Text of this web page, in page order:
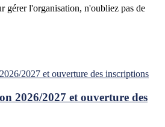
gérer l'organisation, n'oubliez pas de
2026/2027 et ouverture des